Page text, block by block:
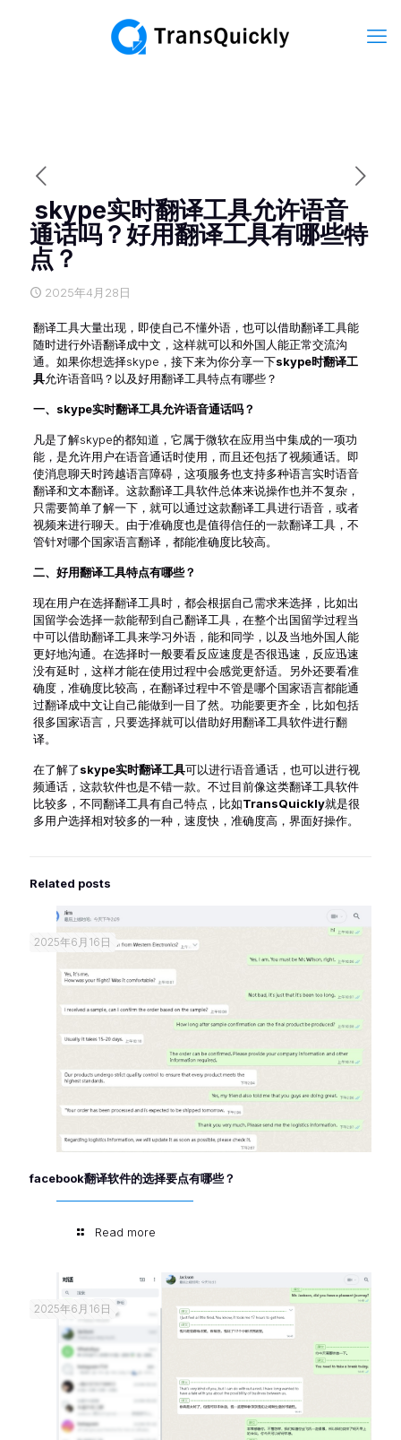
skype实时翻译工具允许语音
通话吗？好用翻译工具有哪些特
点？
2025年4月28日
翻译工具大量出现，即使自己不懂外语，也可以借助翻译工具能
随时进行外语翻译成中文，这样就可以和外国人能正常交流沟
通。如果你想选择skype，接下来为你分享一下skype时翻译工
具允许语音吗？以及好用翻译工具特点有哪些？
一、skype实时翻译工具允许语音通话吗？
凡是了解skype的都知道，它属于微软在应用当中集成的一项功
能，是允许用户在语音通话时使用，而且还包括了视频通话。即
使消息聊天时跨越语言障碍，这项服务也支持多种语言实时语音
翻译和文本翻译。这款翻译工具软件总体来说操作也并不复杂，
只需要简单了解一下，就可以通过这款翻译工具进行语音，或者
视频来进行聊天。由于准确度也是值得信任的一款翻译工具，不
管针对哪个国家语言翻译，都能准确度比较高。
二、 好用翻译工具特点有哪些？
现在用户在选择翻译工具时，都会根据自己需求来选择，比如出
国留学会选择一款能帮到自己翻译工具，在整个出国留学过程当
中可以借助翻译工具来学习外语，能和同学，以及当地外国人能
更好地沟通。在选择时一般要看反应速度是否很迅速，反应迅速
没有延时，这样才能在使用过程中会感觉更舒适。另外还要看准
确度，准确度比较高，在翻译过程中不管是哪个国家语言都能通
过翻译成中文让自己能做到一目了然。功能要更齐全，比如包括
很多国家语言，只要选择就可以借助好用翻译工具软件进行翻
译。
在了解了skype实时翻译工具可以进行语音通话，也可以进行视
频通话，这款软件也是不错一款。不过目前像这类翻译工具软件
比较多，不同翻译工具有自己特点，比如TransQuickly就是很
多用户选择相对较多的一种，速度快，准确度高，界面好操作。
Related posts
2025年6月16日
facebook翻译软件的选择要点有哪些？
Read more
2025年6月16日